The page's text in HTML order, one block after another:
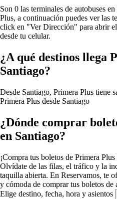
Son 0 las terminales de autobuses
Plus, a continuación puedes ver las
click en "Ver Dirección" para abrir
desde tu celular.
¿A qué destinos llega
Santiago?
Desde Santiago, Primera Plus tiene
Primera Plus desde Santiago
¿Dónde comprar
en Santiago?
¡Compra tus boletos de Primera
Olvídate de las filas, el tráfico y la
taquilla abierta. En Reservamos, te
y cómoda de comprar tus boletos de
Elige destino, fecha, hora y asientos